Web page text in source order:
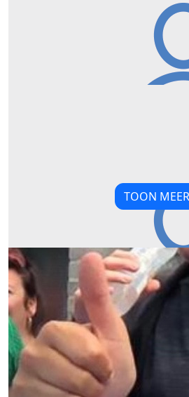
Fantastisch gedaan lieve Lau!
inzetten voor mensen met
€50,00
Familie Van
Heel veel succes gewenst! Mooi
hoop voor anderen. Met
(Nona van
TOON MEER
Our Team